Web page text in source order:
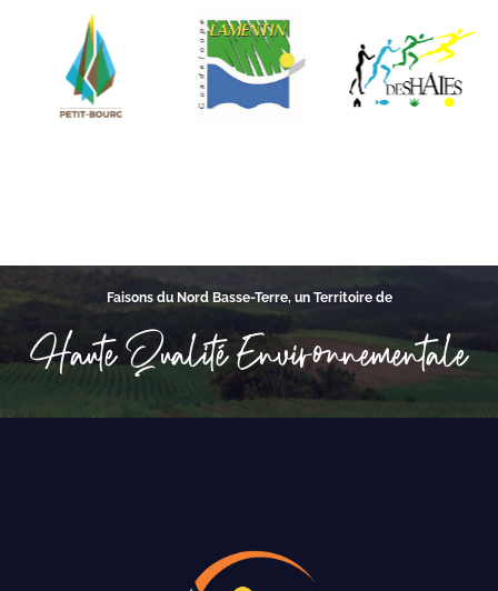
Faisons du Nord Basse-Terre, un Territoire de
Haute Qualité Environnementale